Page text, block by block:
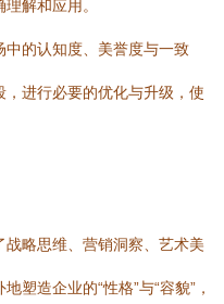
解和应用。
的认知度、美誉度与一致
进行必要的优化与升级，使
略思维、营销洞察、艺术美
塑造企业的“性格”与“容貌”，